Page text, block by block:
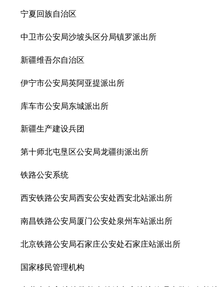
宁夏回族自治区
中卫市公安局沙坡头区分局镇罗派出所
新疆维吾尔自治区
伊宁市公安局英阿亚提派出所
库车市公安局东城派出所
新疆生产建设兵团
第十师北屯垦区公安局龙疆街派出所
铁路公安系统
西安铁路公安局西安公安处西安北站派出所
南昌铁路公安局厦门公安处泉州车站派出所
北京铁路公安局石家庄公安处石家庄站派出所
国家移民管理机构